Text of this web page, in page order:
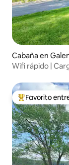
Cabaña en
Wifi rápido |
De los mejores
Favorito